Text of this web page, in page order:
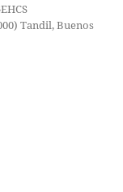
Tandil, Buenos